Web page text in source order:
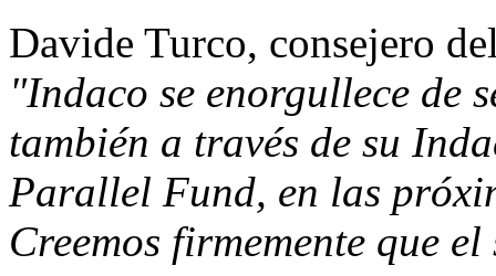
Davide Turco, consejero
"Indaco se enorgullece de
también a través de su
Parallel Fund, en las
Creemos firmemente que